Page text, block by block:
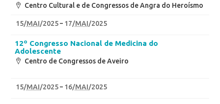
Centro Cultural e de Congressos de Angra do Heroísmo
15/MAI/2025 17/MAI/2025
12º Congresso Nacional de Medicina do
Adolescente
Centro de Congressos de Aveiro
15/MAI/2025 16/MAI/2025